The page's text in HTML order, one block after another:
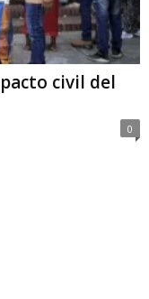
civil del
0